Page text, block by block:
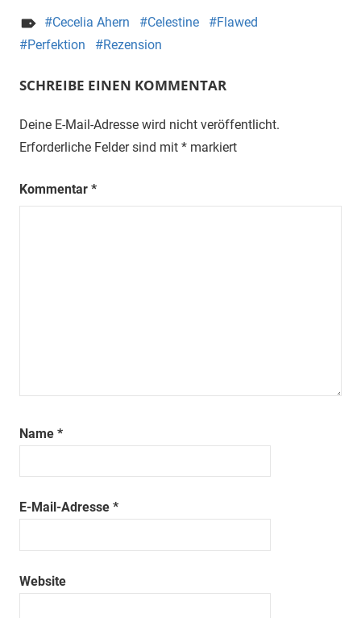
Cecelia Ahern Celestine
Flawed
Perfektion
Rezension
SCHREIBE EINEN KOMMENTAR
Deine E-Mail-Adresse wird nicht veröffentlicht.
Erforderliche Felder sind mit * markiert
Kommentar *
Name *
E-Mail-Adresse *
Website